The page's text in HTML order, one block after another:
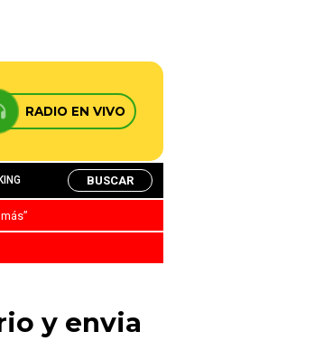
RADIO EN VIVO
BUSCAR
y envia